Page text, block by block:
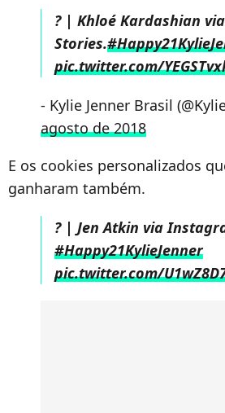
? | Khloé Kardashian
Stories.
pic.twitter.com/
- Kylie Jenner Brasil
agosto de 2018
E os cookies personalizados
ganharam também.
? | Jen Atkin via
#Happy21KylieJenner
pic.twitter.com/